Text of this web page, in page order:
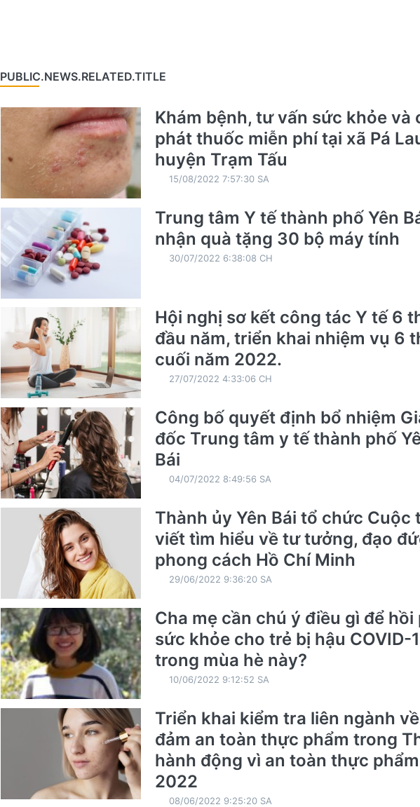
PUBLIC.NEWS.RELATED.TITLE
Khám bệnh, tư vấn sức khỏe và
phát thuốc miễn phí tại xã Pá
huyện Trạm Tấu
15/08/2022 7:57:30 SA
Trung tâm Y tế thành phố Yên
nhận quà tặng 30 bộ máy tính
30/07/2022 6:38:08 CH
Hội nghị sơ kết công tác Y tế 6
đầu năm, triển khai nhiệm vụ 6
cuối năm 2022.
27/07/2022 4:33:06 CH
Công bố quyết định bổ nhiệm
đốc Trung tâm y tế thành phố
Bái
04/07/2022 8:49:56 SA
Thành ủy Yên Bái tổ chức Cuộc
viết tìm hiểu về tư tưởng, đạo
phong cách Hồ Chí Minh
29/06/2022 9:36:20 SA
Cha mẹ cần chú ý điều gì để hồi
sức khỏe cho trẻ bị hậu COVID-
trong mùa hè này?
10/06/2022 9:12:52 SA
Triển khai kiểm tra liên ngành
đảm an toàn thực phẩm trong
hành động vì an toàn thực
2022
08/06/2022 9:25:20 SA